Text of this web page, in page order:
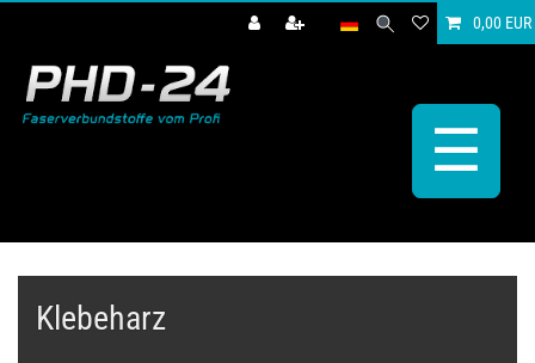
0,00 EUR
☰
Klebeharz